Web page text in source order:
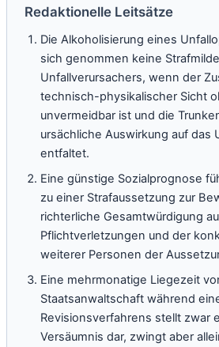
Redaktionelle Leitsätze
Die Alkoholisierung eines
sich genommen keine
Unfallverursachers, wenn der
technisch-physikalischer Sicht
unvermeidbar ist und die
ursächliche Auswirkung auf das
entfaltet.
Eine günstige Sozialprognose
zu einer Strafaussetzung zur
richterliche Gesamtwürdigung
Pflichtverletzungen und der
weiterer Personen der
Eine mehrmonatige Liegezeit
Staatsanwaltschaft während
Revisionsverfahrens stellt zwar
Versäumnis dar, zwingt aber